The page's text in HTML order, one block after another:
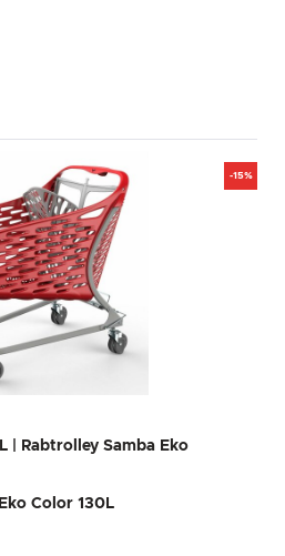
-15%
| Rabtrolley Samba Eko
Color 130L